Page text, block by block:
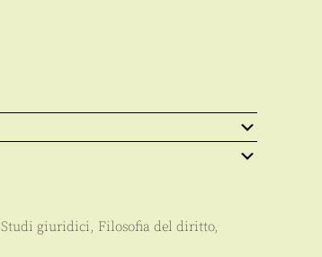
Studi giuridici, Filosofia del diritto,